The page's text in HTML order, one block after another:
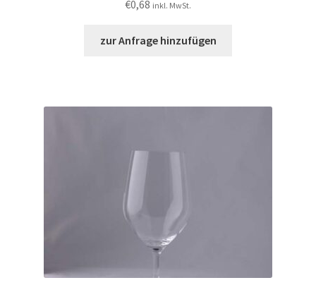
€0,68 inkl. MwSt.
zur Anfrage hinzufügen